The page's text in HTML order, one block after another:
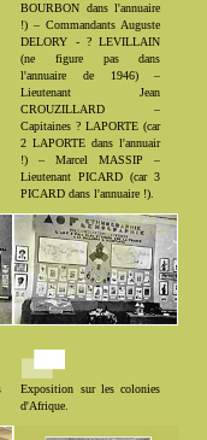
BOURBON dans l'annuaire
!) – Commandants Auguste
DELORY - ? LEVILLAIN
(ne figure pas dans
l'annuaire de 1946) –
Lieutenant Jean
CROUZILLARD –
Capitaines ? LAPORTE (car
2 LAPORTE dans l'annuair
!) – Marcel MASSIP –
Lieutenant PICARD (car 3
PICARD dans l'annuaire !).
Exposition sur les colonies
d'Afrique.